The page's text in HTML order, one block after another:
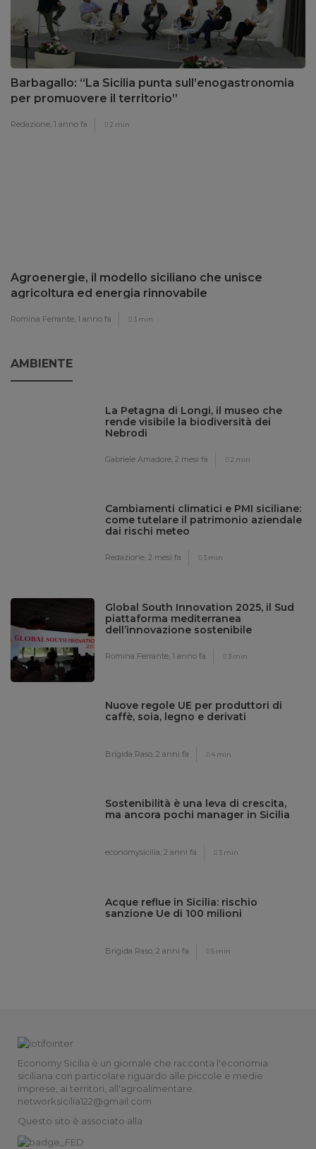
Barbagallo: “La Sicilia punta sull’enogastronomia
per promuovere il territorio”
Redazione, 1 anno fa 2 min
Agroenergie, il modello siciliano che unisce
agricoltura ed energia rinnovabile
Romina Ferrante, 1 anno fa 3 min
AMBIENTE
La Petagna di Longi, il museo che
rende visibile la biodiversità dei
Nebrodi
Gabriele Amadore,2 mesi fa 2 min
Cambiamenti climatici e PMI siciliane:
come tutelare il patrimonio aziendale
dai rischi meteo
Redazione,2 mesi fa 3 min
Global South Innovation 2025, il Sud
piattaforma mediterranea
dell’innovazione sostenibile
Romina Ferrante,1 anno fa 3 min
Nuove regole UE per produttori di
caffè, soia, legno e derivati
Brigida Raso,2 anni fa 4 min
Sostenibilità è una leva di crescita,
ma ancora pochi manager in Sicilia
economysicilia,2 anni fa 3 min
Acque reflue in Sicilia: rischio
sanzione Ue di 100 milioni
Brigida Raso,2 anni fa 5 min
Economy Sicilia è un giornale che racconta l'economia
siciliana con particolare riguardo alle piccole e medie
imprese, ai territori, all'agroalimentare.
networksicilia122@gmail.com
Questo sito è associato alla